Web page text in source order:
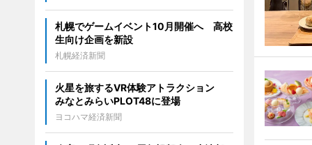
札幌でゲームイベント10月開催へ 高校
生向け企画を新設
札幌経済新聞
火星を旅するVR体験アトラクション
みなとみらいPLOT48に登場
ヨコハマ経済新聞